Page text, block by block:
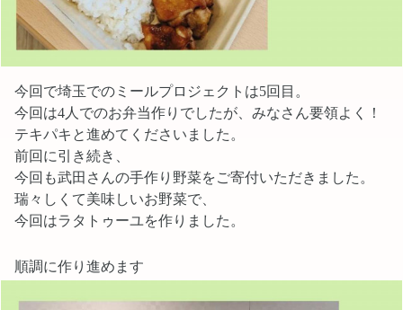
今回で埼玉でのミールプロジェクトは5回目。
今回は4人でのお弁当作りでしたが、みなさん要領よく！
テキパキと進めてくださいました。
前回に引き続き、
今回も武田さんの手作り野菜をご寄付いただきました。
瑞々しくて美味しいお野菜で、
今回はラタトゥーユを作りました。
順調に作り進めます